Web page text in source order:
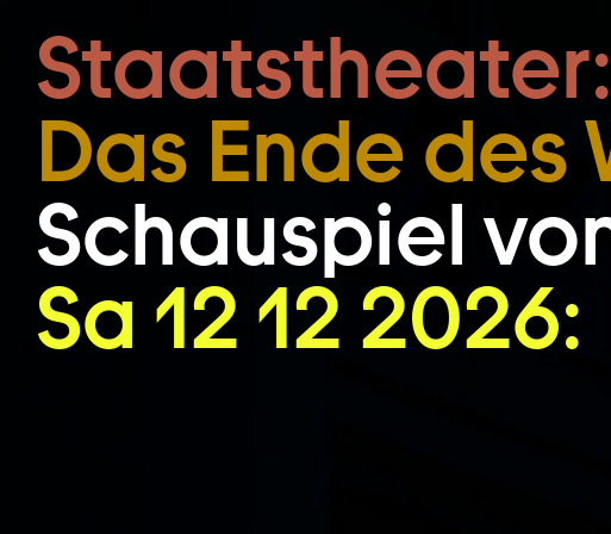
Zum Hauptinhalt springen
Das Ende des
Schauspiel
Sa 12 12 2026: